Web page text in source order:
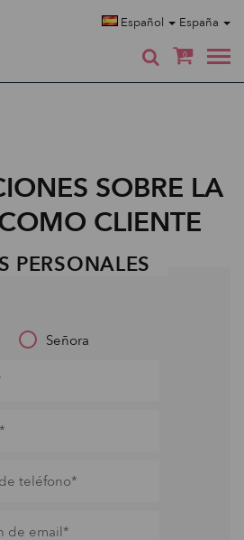
Español España
0
SOBRE LA
CLIENTE
PERSONALES
Señora